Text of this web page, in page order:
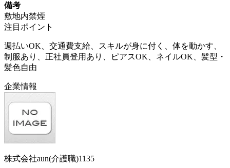
備考
敷地内禁煙
注目ポイント
週払いOK、交通費支給、スキルが身に付く、体を動かす、
制服あり、正社員登用あり、ピアスOK、ネイルOK、髪型・
髪色自由
企業情報
株式会社aun(介護職)1135